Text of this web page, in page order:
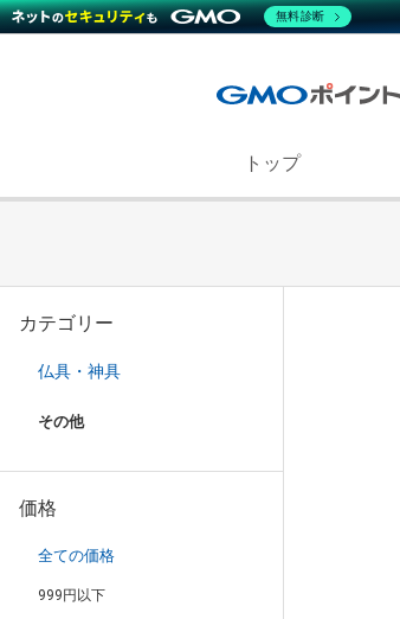
トップ
カテゴリー
仏具・神具
その他
価格
全ての価格
999円以下
無料診断